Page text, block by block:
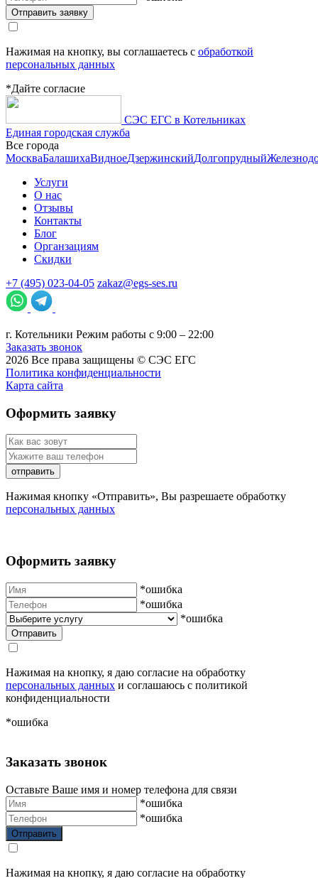
Нажимая на кнопку, вы соглашаетесь с обработкой
персональных данных
*Дайте согласие
СЭС ЕГС в Котельниках
Единая городская служба
Все города
МоскваБалашихаВидноеДзержинскийДолгопрудный
Услуги
О нас
Отзывы
Контакты
Блог
Органзациям
Скидки
+7 (495) 023-04-05 zakaz@egs-ses.ru
г. Котельники Режим работы с 9:00 – 22:00
Заказать звонок
2026 Все права защищены © СЭС ЕГС
Политика конфиденциальности
Карта сайта
Оформить заявку
отправить
Нажимая кнопку «Отправить», Вы разрешаете обработку
персональных данных
Оформить заявку
*ошибка
*ошибка
*ошибка
Нажимая на кнопку, я даю согласие на обработку
персональных данных и соглашаюсь с политикой
конфиденциальности
*ошибка
Заказать звонок
Оставьте Ваше имя и номер телефона для связи
*ошибка
*ошибка
Нажимая на кнопку, я даю согласие на обработку